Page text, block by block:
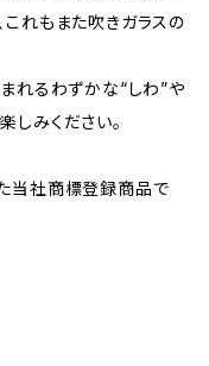
れもまた吹きガラスの
れるわずかな“しわ”や
しみください。
当社商標登録商品で